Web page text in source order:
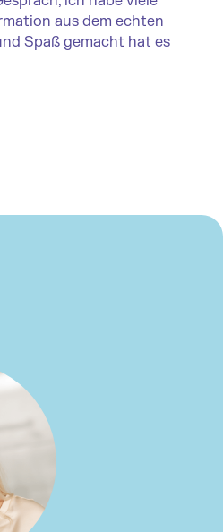
aus dem echten
Spaß gemacht hat es